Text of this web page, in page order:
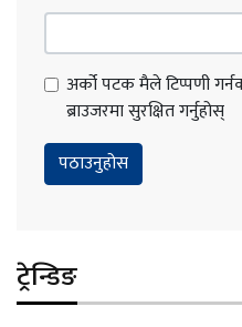
अर्को पटक मैले टिप्पणी
ब्राउजरमा सुरक्षित गर्नुहोस्
ट्रेन्डिङ